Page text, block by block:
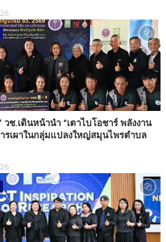
ช.เดินหน้านำ “เตาไบโอชาร์ พลังงาน
รเผาในกลุ่มแปลงใหญ่สมุนไพรตำบล